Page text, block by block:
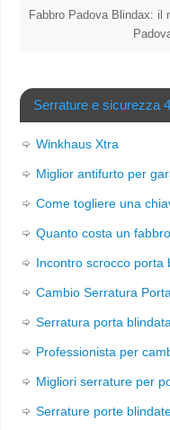
Fabbro Padova Blindax: il
Serrature e sicurezza
Winkhaus Xtra
Miglior antifurto per
Come togliere una
Quanto costa un
Incontro scrocco porta
Cambio Serratura
Serratura porta
Professionista per
Migliori serrature per
Serrature porte